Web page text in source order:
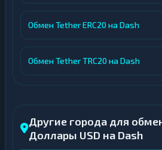
Обмен Tether ERC20 на Dash
Обмен Tether TRC20 на Dash
Другие города для
Доллары USD на Dash